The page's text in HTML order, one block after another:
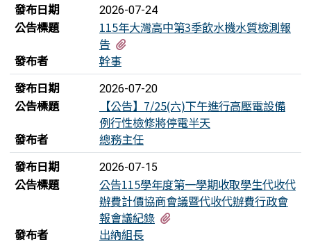
發布日期
2026-07-24
公告標題
115年大灣高中第3季飲水機水質檢測報
告
發布者
幹事
發布日期
2026-07-20
公告標題
【公告】7/25(六)下午進行高壓電設備
例行性檢修將停電半天
發布者
總務主任
發布日期
2026-07-15
公告標題
公告115學年度第一學期收取學生代收代
辦費計價協商會議暨代收代辦費行政會
報會議紀錄
發布者
出納組長